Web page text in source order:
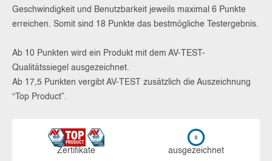
Geschwindigkeit und Benutzbarkeit jeweils maximal 6 Punkte
erreichen. Somit sind 18 Punkte das bestmögliche Testergebnis.
Ab 10 Punkten wird ein Produkt mit dem AV-TEST-
Qualitätssiegel ausgezeichnet.
Ab 17,5 Punkten vergibt AV-TEST zusätzlich die Auszeichnung
“Top Product”.
Zerti­fikate aus­ge­zeich­net